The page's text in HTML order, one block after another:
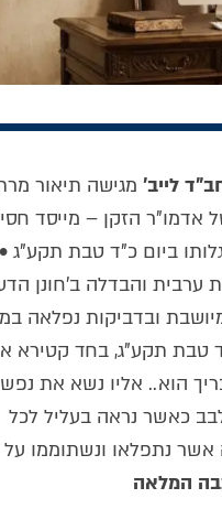
לייב' מגישה תיאור
אדמו"ר הזקן – מייסד
ביום כ"ד טבת תקע"ג
והבדלה ב'חונן
ובדביקות נפלאה
טבת תקע"ג, בחד קטירא
הוא.. אליו נשא את
כאשר נראה בעליל לכל
נתפלאו ונשתוממו על
המלאה